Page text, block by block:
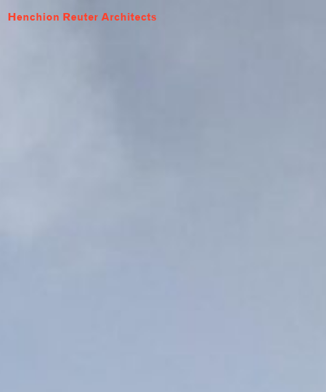
Henchion Reuter Architects